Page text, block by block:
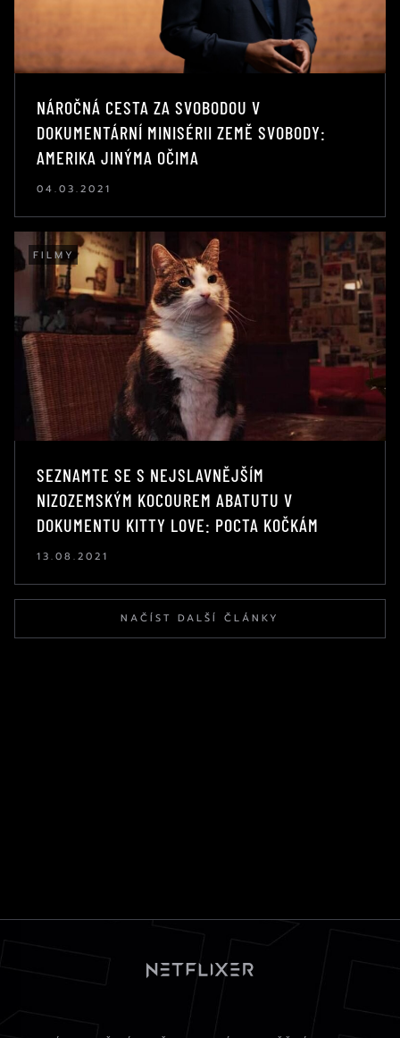
NÁROČNÁ CESTA ZA SVOBODOU V
DOKUMENTÁRNÍ MINISÉRII ZEMĚ SVOBODY:
AMERIKA JINÝMA OČIMA
04.03.2021
FILMY
SEZNAMTE SE S NEJSLAVNĚJŠÍM
NIZOZEMSKÝM KOCOUREM ABATUTU V
DOKUMENTU KITTY LOVE: POCTA KOČKÁM
13.08.2021
NAČÍST DALŠÍ ČLÁNKY